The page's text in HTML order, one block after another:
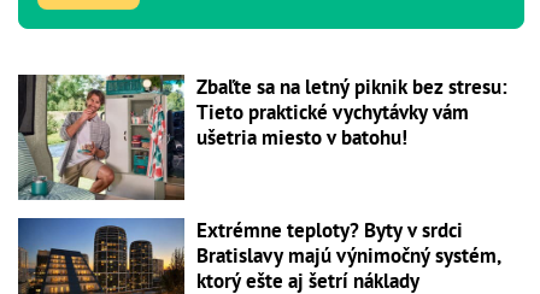
Zbaľte sa na letný piknik bez stresu:
Tieto praktické vychytávky vám
ušetria miesto v batohu!
Extrémne teploty? Byty v srdci
Bratislavy majú výnimočný systém,
ktorý ešte aj šetrí náklady